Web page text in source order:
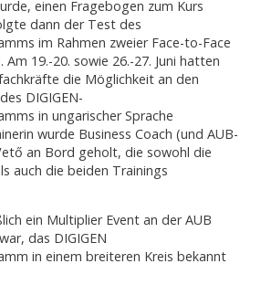
einen Fragebogen zum Kurs
dann der Test des
im Rahmen zweier Face-to-Face
Am 19.-20. sowie 26.-27. Juni hatten
die Möglichkeit an den
DIGIGEN-
in ungarischer Sprache
wurde Business Coach (und AUB-
an Bord geholt, die sowohl die
auch die beiden Trainings
ein Multiplier Event an der AUB
das DIGIGEN
in einem breiteren Kreis bekannt